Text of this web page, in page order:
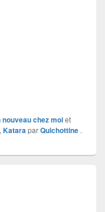
nouveau chez moiet
, KataraparQuichottine .